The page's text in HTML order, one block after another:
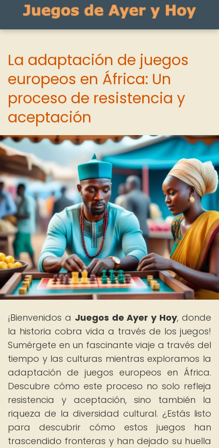
La adaptación de juegos
europeos en África: Un
proceso de resistencia y
aceptación
¡Bienvenidos a Juegos de Ayer y Hoy, donde
la historia cobra vida a través de los juegos!
Sumérgete en un fascinante viaje a través del
tiempo y las culturas mientras exploramos la
adaptación de juegos europeos en África.
Descubre cómo este proceso no solo refleja
resistencia y aceptación, sino también la
riqueza de la diversidad cultural. ¿Estás listo
para descubrir cómo estos juegos han
trascendido fronteras y han dejado su huella